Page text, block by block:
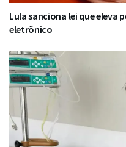
Lula sanciona lei que eleva
eletrônico